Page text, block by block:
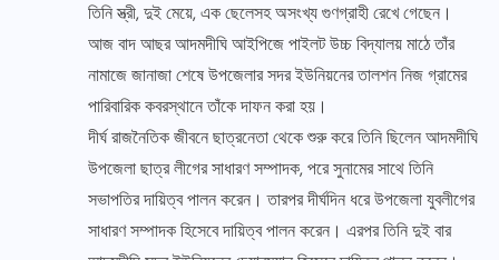
তিনি স্ত্রী, দুই মেয়ে, এক ছেলেসহ অসংখ্য গুণগ্রাহী রেখে গেছেন।
আজ বাদ আছর আদমদীঘি আইপিজে পাইলট উচ্চ বিদ্যালয় মাঠে তাঁর
নামাজে জানাজা শেষে উপজেলার সদর ইউনিয়নের তালশন নিজ গ্রামের
পারিবারিক কবরস্থানে তাঁকে দাফন করা হয়।
দীর্ঘ রাজনৈতিক জীবনে ছাত্রনেতা থেকে শুরু করে তিনি ছিলেন আদমদীঘি
উপজেলা ছাত্র লীগের সাধারণ সম্পাদক, পরে সুনামের সাথে তিনি
সভাপতির দায়িত্ব পালন করেন। তারপর দীর্ঘদিন ধরে উপজেলা যুবলীগের
সাধারণ সম্পাদক হিসেবে দায়িত্ব পালন করেন। এরপর তিনি দুই বার